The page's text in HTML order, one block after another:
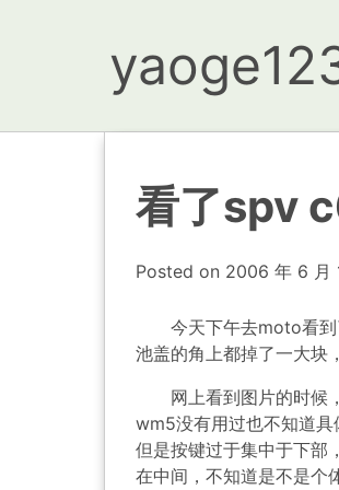
看了spv
Posted on 2006 年 6 月
今天下午去moto看到
池盖的角上都掉了一大块
网上看到图片的时候，
wm5没有用过也不知道具
但是按键过于集中于下部
在中间，不知道是不是个